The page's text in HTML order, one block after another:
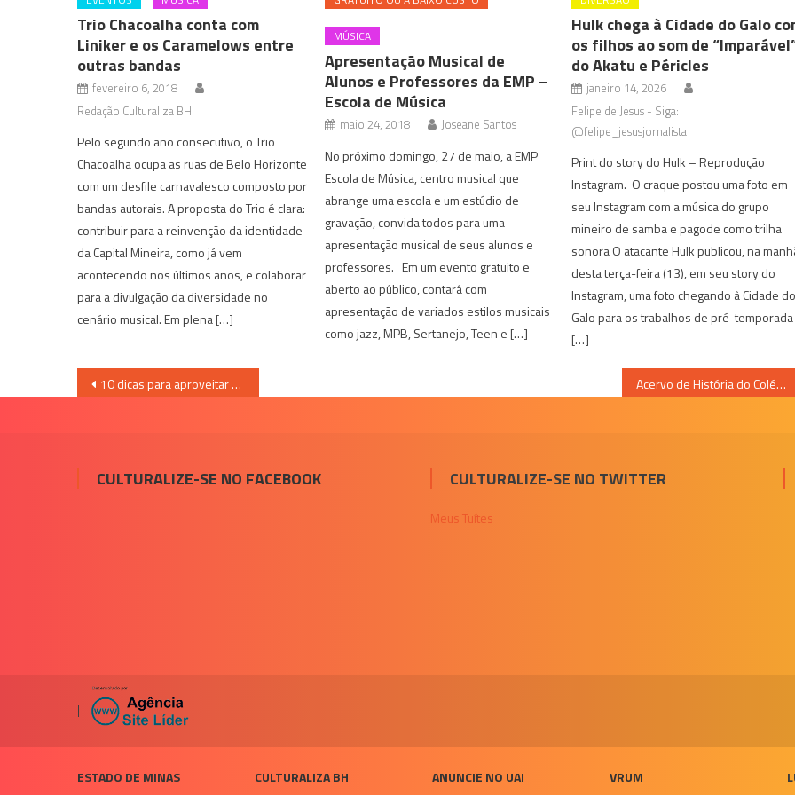
Trio Chacoalha conta com
Liniker e os Caramelows entre
outras bandas
fevereiro 6, 2018
Redação Culturaliza BH
Pelo segundo ano consecutivo, o Trio
Chacoalha ocupa as ruas de Belo Horizonte
com um desfile carnavalesco composto por
bandas autorais. A proposta do Trio é clara:
contribuir para a reinvenção da identidade
da Capital Mineira, como já vem
acontecendo nos últimos anos, e colaborar
para a divulgação da diversidade no
cenário musical. Em plena […]
MÚSICA
Apresentação Musical de
Alunos e Professores da EMP –
Escola de Música
maio 24, 2018 Joseane Santos
No próximo domingo, 27 de maio, a EMP
Escola de Música, centro musical que
abrange uma escola e um estúdio de
gravação, convida todos para uma
apresentação musical de seus alunos e
professores. Em um evento gratuito e
aberto ao público, contará com
apresentação de variados estilos musicais
como jazz, MPB, Sertanejo, Teen e […]
Hulk chega à Cidade do Galo
os filhos ao som de
do Akatu e Péricles
janeiro 14, 2026
Felipe de Jesus - Siga:
@felipe_jesusjornalista
Print do story do Hulk – Reprodução
Instagram. O craque postou uma foto em
seu Instagram com a música do grupo
mineiro de samba e pagode como trilha
sonora O atacante Hulk publicou, na
desta terça-feira (13), em seu story do
Instagram, uma foto chegando à Cidade do
Galo para os trabalhos de pré-temporada
[…]
Navegação
10 dicas para aproveitar com as crianças nas férias escolares Acervo de História do Colégio Arnaldo, no Boulevard Shopping
CULTURALIZE-SE NO FACEBOOK CULTURALIZE-SE NO TWITTER
Meus Tuítes
|
ESTADO DE MINAS CULTURALIZA BH ANUNCIE NO UAI VRUM